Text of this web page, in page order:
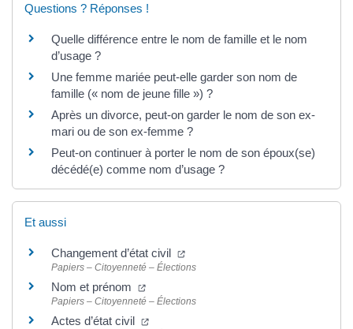
Questions ? Réponses !
Quelle différence entre le nom de famille et le nom
d’usage ?
Une femme mariée peut-elle garder son nom de
famille (« nom de jeune fille ») ?
Après un divorce, peut-on garder le nom de son ex-
mari ou de son ex-femme ?
Peut-on continuer à porter le nom de son époux(se)
décédé(e) comme nom d’usage ?
Et aussi
Changement d’état civil (ouverture dans un nouvel
Papiers – Citoyenneté – Élections
Nom et prénom (ouverture dans un nouvel onglet)
Papiers – Citoyenneté – Élections
Actes d’état civil (ouverture dans un nouvel onglet)